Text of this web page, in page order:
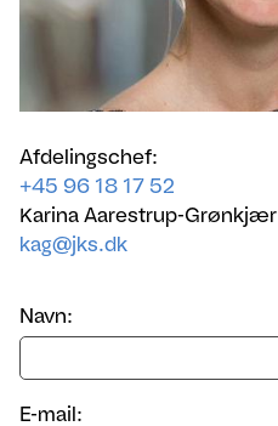
Afdelingschef:
+45 96 18 17 52
Karina Aarestrup-Grønkjær
kag@jks.dk
Navn:
E-mail: